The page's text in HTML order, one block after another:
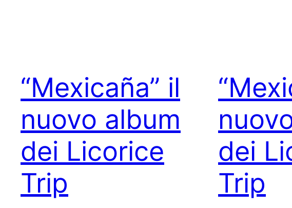
“Mexicaña” il
nuovo album
dei Licorice
Trip
dei
Trip